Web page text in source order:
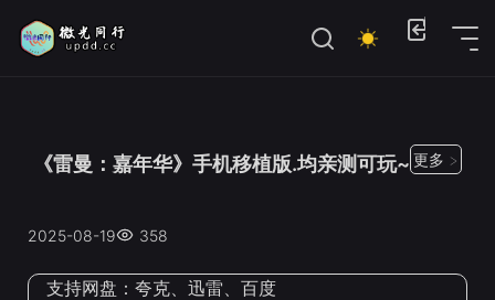
《雷曼：嘉年华》手机移植版.均亲测可玩~ 更多 >
2025-08-19 358
支持网盘： 夸克、迅雷、百度